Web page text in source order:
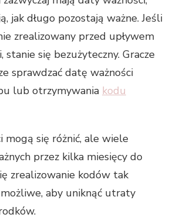
jak długo pozostają ważne. Jeśli
zrealizowany przed upływem
stanie się bezużyteczny. Gracze
sprawdzać datę ważności
lub otrzymywania kodu
mogą się różnić, ale wiele
przez kilka miesięcy do
zrealizowanie kodów tak
aby uniknąć utraty